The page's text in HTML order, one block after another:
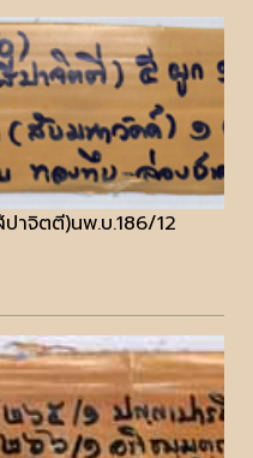
าจิตตี)นพ.บ.186/12